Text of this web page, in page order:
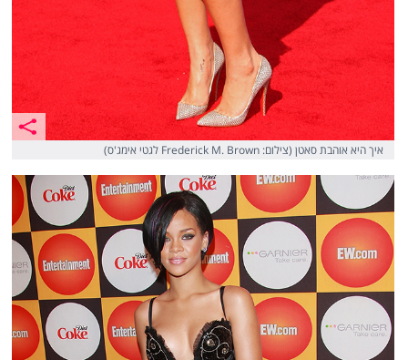
איך היא אוהבת סאטן (צילום: Frederick M. Brown לגטי אימג'ס)